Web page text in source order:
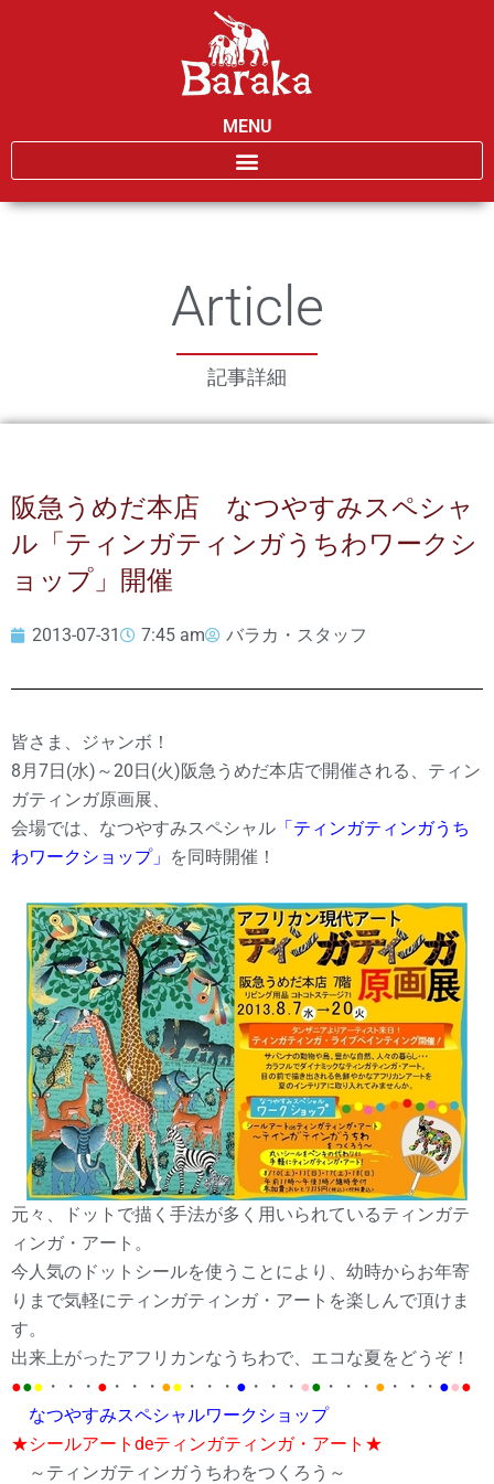
MENU
Article
記事詳細
阪急うめだ本店 なつやすみスペシャ
ル「ティンガティンガうちわワークシ
ョップ」開催
2013-07-31 7:45 am バラカ・スタッフ
皆さま、ジャンボ！
8月7日(水)～20日(火)阪急うめだ本店で開催される、ティン
ガティンガ原画展、
会場では、なつやすみスペシャル 「ティンガティンガうち
わワークショップ」 を同時開催！
元々、ドットで描く手法が多く用いられているティンガテ
ィンガ・アート。
今人気のドットシールを使うことにより、幼時からお年寄
りまで気軽にティンガティンガ・アートを楽しんで頂けま
す。
出来上がったアフリカンなうちわで、エコな夏をどうぞ！
●●● ・・・ ● ・・・ ●● ・・・ ● ・・・ ●● ・・・ ● ・・・ ●●●
なつやすみスペシャルワークショップ
★シールアートdeティンガティンガ・アート★
～ティンガティンガうちわをつくろう～